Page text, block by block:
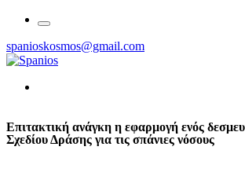
spanioskosmos@gmail.com
Επιτακτική ανάγκη η εφαρμογή ενός
Σχεδίου Δράσης για τις σπάνιες νόσους